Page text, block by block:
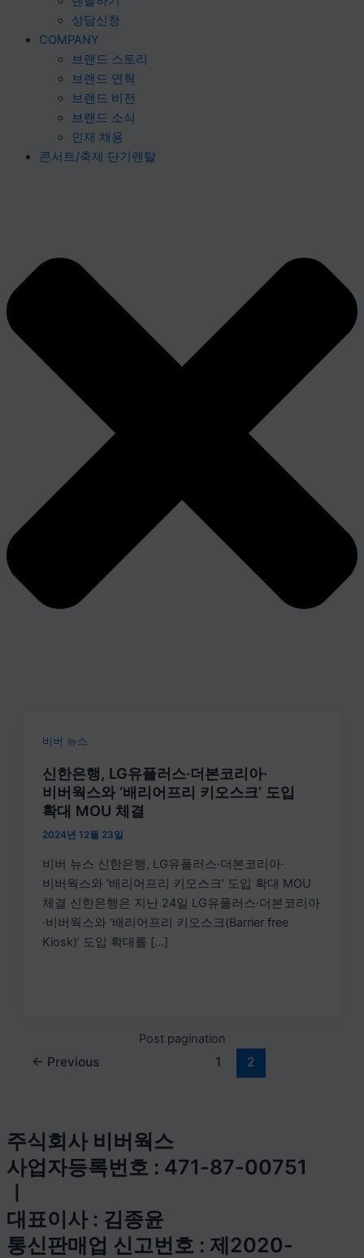
상담신청
COMPANY
브랜드 스토리
브랜드 연혁
브랜드 비전
브랜드 소식
인재 채용
콘서트/축제 단기렌탈
비버 뉴스
신한은행, LG유플러스·더본코리아·
비버웍스와 ‘배리어프리 키오스크’ 도입
확대 MOU 체결
2024년 12월 23일
비버 뉴스 신한은행, LG유플러스·더본코리아·
비버웍스와 ‘배리어프리 키오스크’ 도입 확대 MOU
체결 신한은행은 지난 24일 LG유플러스·더본코리아
·비버웍스와 ‘배리어프리 키오스크(Barrier free
Kiosk)’ 도입 확대를 […]
Post pagination
← Previous 1 2
주식회사 비버웍스
사업자등록번호 : 471-87-00751
대표이사 : 김종윤
통신판매업 신고번호 : 제2020-